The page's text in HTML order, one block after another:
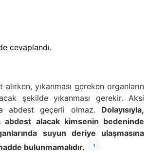
cevaplandı.
yıkanması gereken organların
şekilde yıkanması gerekir. Aksi
abdest geçerli olmaz. Dolayısıyla,
abdest alacak kimsenin bedeninde
suyun deriye ulaşmasına
bulunmamalıdır.
1